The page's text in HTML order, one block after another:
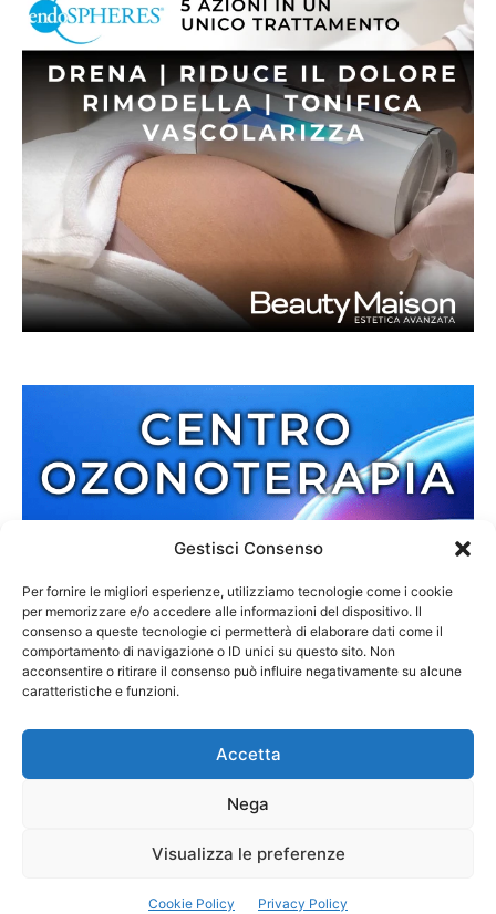
Gestisci Consenso
Per fornire le migliori esperienze, utilizziamo tecnologie come i cookie
per memorizzare e/o accedere alle informazioni del dispositivo. Il
consenso a queste tecnologie ci permetterà di elaborare dati come il
comportamento di navigazione o ID unici su questo sito. Non
acconsentire o ritirare il consenso può influire negativamente su alcune
caratteristiche e funzioni.
Accetta
Nega
Visualizza le preferenze
Cookie Policy Privacy Policy
Contatti Cookie Policy Privacy Policy
Palmi